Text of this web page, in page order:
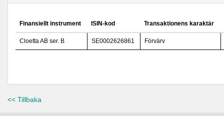
Finansiellt instrument ISIN-kod Transaktionens karaktär
Cloetta AB ser. B SE0002626861 Förvärv
<< Tillbaka